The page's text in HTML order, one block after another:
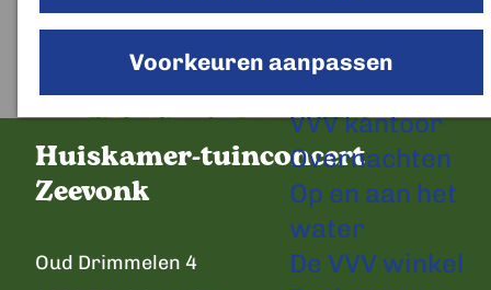
Voorkeuren aanpassen
e
Plan je bezoek
VVV kantoor
Overnachten
Op en aan het
water
De VVV winkel
Huiskamer-tuinconcert
Zeevonk
C
Oud Drimmelen 4